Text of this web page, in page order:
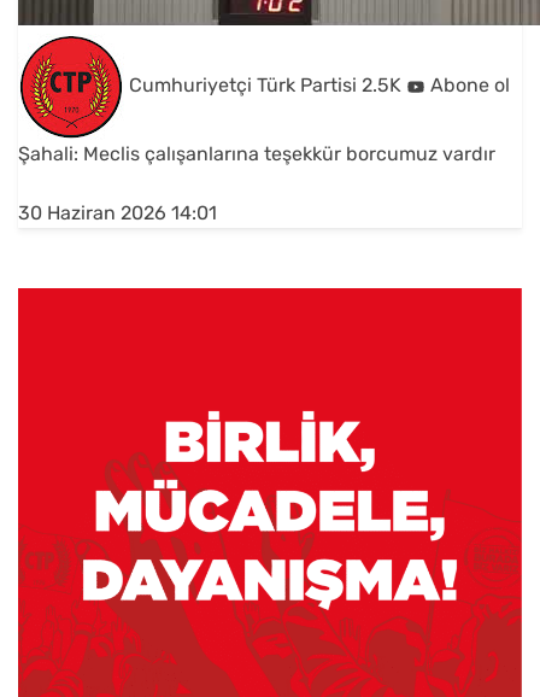
Cumhuriyetçi Türk Partisi 2.5K Abone ol
Şahali: Meclis çalışanlarına teşekkür borcumuz vardır
30 Haziran 2026 14:01